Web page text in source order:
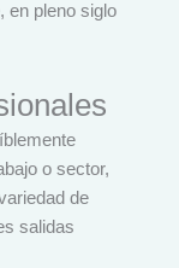
en pleno siglo
o sector,
de
salidas